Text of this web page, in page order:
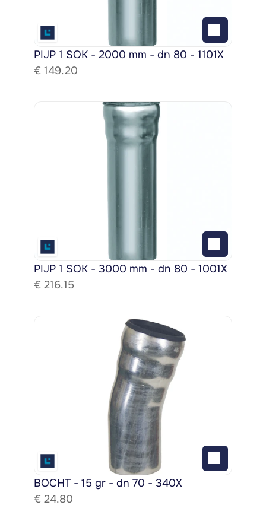
PIJP 1 SOK - 2000 mm - dn 80 - 1101X
€ 149.20
PIJP 1 SOK - 3000 mm - dn 80 - 1001X
€ 216.15
BOCHT - 15 gr - dn 70 - 340X
€ 24.80